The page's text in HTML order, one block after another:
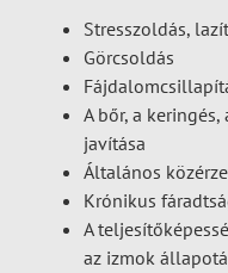
Stresszoldás,
Görcsoldás
A bőr, a
javítása
Általános
Krónikus
A
az izmok